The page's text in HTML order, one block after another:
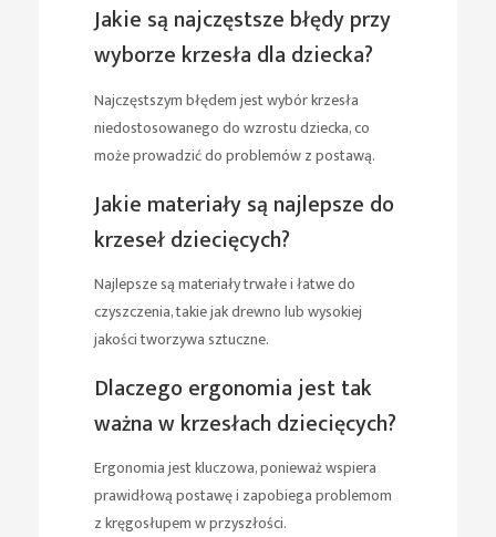
Jakie są najczęstsze błędy przy
wyborze krzesła dla dziecka?
Najczęstszym błędem jest wybór krzesła
niedostosowanego do wzrostu dziecka, co
może prowadzić do problemów z postawą.
Jakie materiały są najlepsze do
krzeseł dziecięcych?
Najlepsze są materiały trwałe i łatwe do
czyszczenia, takie jak drewno lub wysokiej
jakości tworzywa sztuczne.
Dlaczego ergonomia jest tak
ważna w krzesłach dziecięcych?
Ergonomia jest kluczowa, ponieważ wspiera
prawidłową postawę i zapobiega problemom
z kręgosłupem w przyszłości.